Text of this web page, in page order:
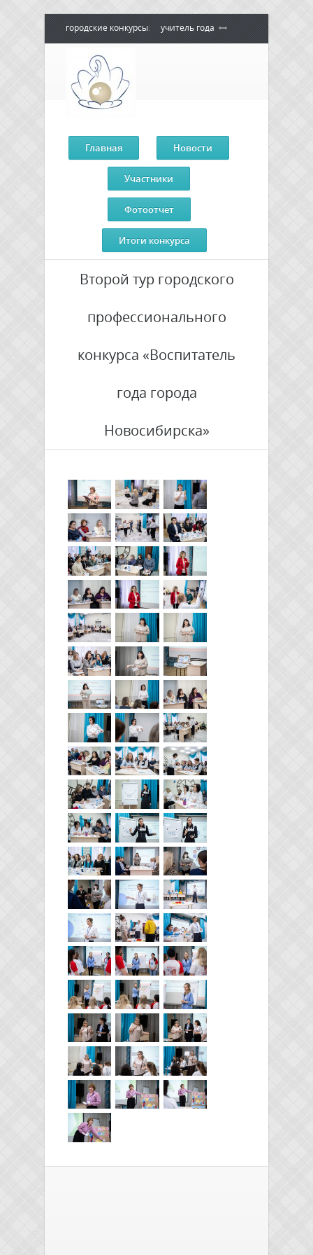
городские конкурсы: учитель года
воспитатель года
дебют педагог - психолог года
сердце отдаю детям
Главная Новости
Участники
Фотоотчет
Итоги конкурса
Второй тур городского
профессионального
конкурса «Воспитатель
года города
Новосибирска»